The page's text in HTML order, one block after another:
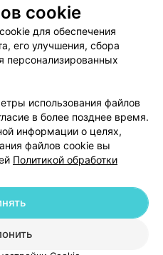
Публичный договор
Способы оплаты
Партнеры
103.by
cookie
данных
cookie
для обеспечения
его улучшения, сбора
персонализированных
использования файлов
в более позднее время.
информации о целях,
файлов cookie вы
Политикой обработки